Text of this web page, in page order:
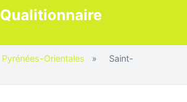
Qualitionnaire
Pyrénées-Orientales »
Saint-